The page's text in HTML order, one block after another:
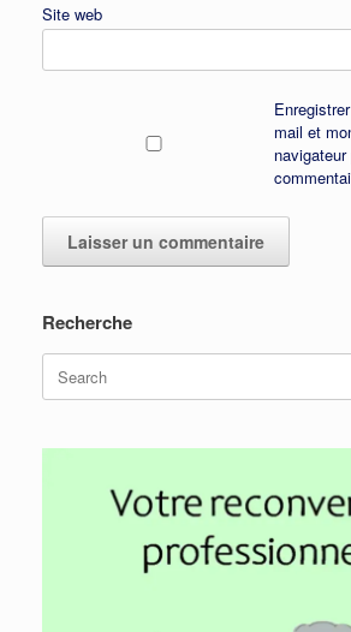
Site web
mail et
Recherche
Search
for: